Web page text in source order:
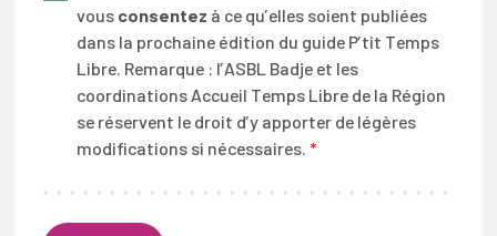
France et sont traitées par l’ASBLBadjeen
Belgique. Aucune information personnelle ne
sera partagée avec des tiers, sauf mention
explicite contraire.
vous consentez à ce qu’elles soient publiées
dans la prochaine édition du guide P’tit Temps
Libre. Remarque : l’ASBL Badje et les
coordinations Accueil Temps Libre de la Région
se réservent le droit d’y apporter de légères
modifications si nécessaires. *